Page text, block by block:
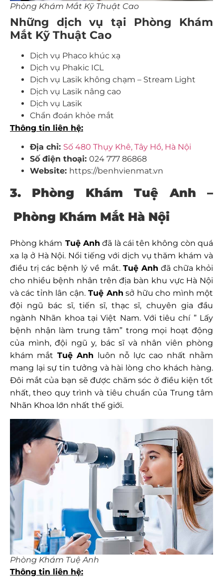
Phòng Khám Mắt Kỹ Thuật Cao
Những dịch vụ tại Phòng Khám
Mắt Kỹ Thuật Cao
Dịch vụ Phaco khúc xạ
Dịch vụ Phakic ICL
Dịch vụ Lasik không chạm – Stream Light
Dịch vụ Lasik nâng cao
Dịch vụ Lasik
Chẩn đoán khỏe mắt
Thông tin liên hệ:
Địa chỉ: Số 480 Thụy Khê, Tây Hồ, Hà Nội
Số điện thoại: 024 777 86868
Website: https://benhvienmat.vn
3. Phòng Khám Tuệ Anh –
Phòng Khám Mắt Hà Nội
Phòng khám Tuệ Anh đã là cái tên không còn quá
xa lạ ở Hà Nội. Nổi tiếng với dịch vụ thăm khám và
điều trị các bệnh lý về mắt. Tuệ Anh đã chữa khỏi
cho nhiều bệnh nhân trên địa bàn khu vực Hà Nội
và các tỉnh lân cận.Tuệ Anh sở hữu cho mình một
đội ngũ bác sĩ, tiến sĩ, thạc sĩ, chuyên gia đầu
ngành Nhãn khoa tại Việt Nam. Với tiêu chí ” Lấy
bệnh nhận làm trung tâm” trong mọi hoạt động
của mình, đội ngũ y, bác sĩ và nhân viên phòng
khám mắt Tuệ Anh luôn nỗ lực cao nhất nhằm
mang lại sự tin tưởng và hài lòng cho khách hàng.
Đôi mắt của bạn sẽ được chăm sóc ở điều kiện tốt
nhất, theo quy trình và tiêu chuẩn của Trung tâm
Nhãn Khoa lớn nhất thế giới.
Phòng Khám Tuệ Anh
Thông tin liên hệ: